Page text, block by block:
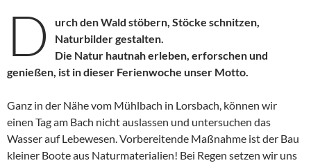
D
urch den Wald stöbern, Stöcke schnitzen,
Naturbilder gestalten.
Die Natur hautnah erleben, erforschen und
genießen, ist in dieser Ferienwoche unser Motto.
Ganz in der Nähe vom Mühlbach in Lorsbach, können wir
einen Tag am Bach nicht auslassen und untersuchen das
Wasser auf Lebewesen. Vorbereitende Maßnahme ist der Bau
kleiner Boote aus Naturmaterialien! Bei Regen setzen wir uns